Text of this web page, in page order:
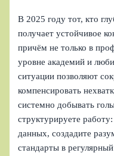
В 2025 году тот, кто
получает устойчивое
причём не только в
уровне академий и
ситуации позволяют
компенсировать
системно добывать
структурируете
данных, создадите
стандарты в